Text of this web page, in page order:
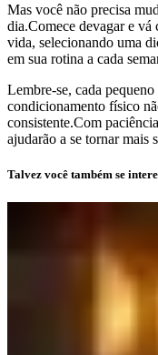
Mas você não precisa
dia.Comece devagar e vá
vida, selecionando uma
em sua rotina a cada
Lembre-se, cada
condicionamento físico
consistente.Com
ajudarão a se tornar mais
Talvez você também se